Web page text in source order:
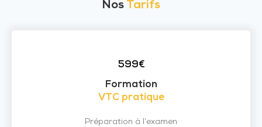
Nos Tarifs
599€
Formation
VTC pratique
Préparation à l’examen